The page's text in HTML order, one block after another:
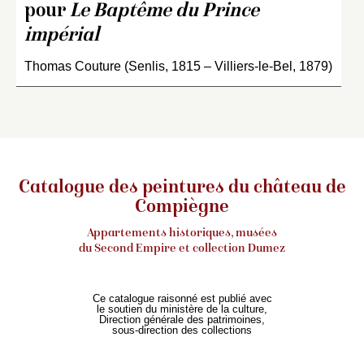
pour Le Baptême du Prince
impérial
Thomas Couture (Senlis, 1815 – Villiers-le-Bel, 1879)
Catalogue des peintures du château de
Compiègne
Appartements historiques, musées
du Second Empire et collection Dumez
Ce catalogue raisonné est publié avec
le soutien du ministère de la culture,
Direction générale des patrimoines,
sous-direction des collections